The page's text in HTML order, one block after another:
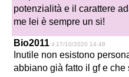
potenzialità e il carattere
me lei è sempre un si!
Bio2011 il 17/10/2020 14:48
Inutile non esistono
abbiano già fatto il gf e